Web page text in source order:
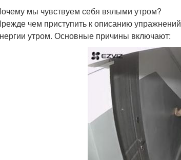
мы чувствуем себя вялыми утром?
чем приступить к описанию
утром. Основные причины включают: